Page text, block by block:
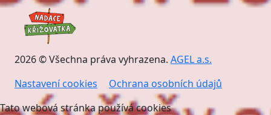
2026 © Všechna práva vyhrazena. AGEL a.s.
Nastavení cookies
Ochrana osobních údajů
Tato webová stránka používá cookies